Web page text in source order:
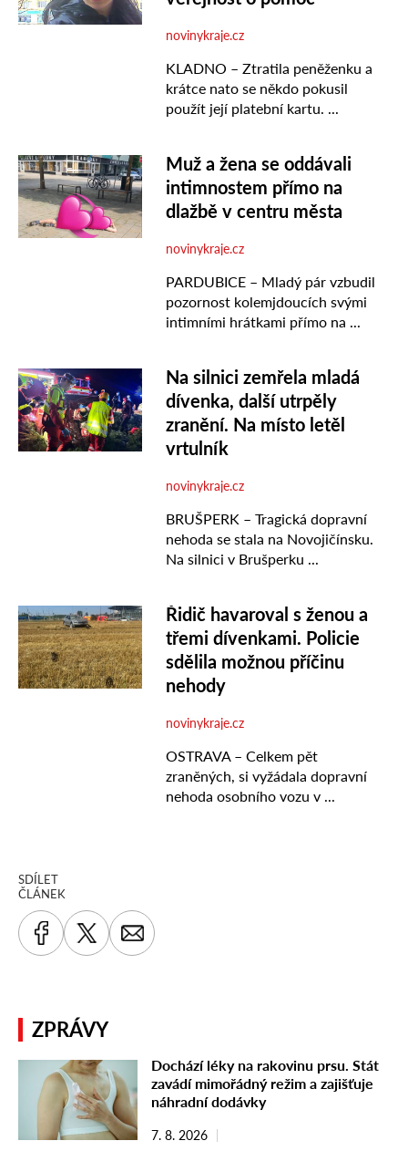
SDÍLET
ČLÁNEK
ZPRÁVY
Dochází léky na rakovinu prsu. Stát
zavádí mimořádný režim a zajišťuje
náhradní dodávky
7. 8. 2026